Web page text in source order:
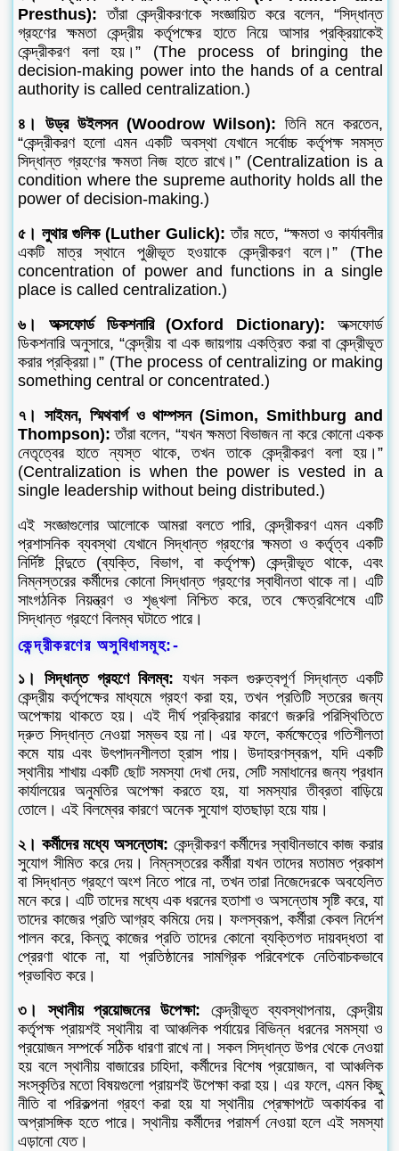
Presthus): তাঁরা কেন্দ্রীকরণকে সংজ্ঞায়িত করে বলেন, “সিদ্ধান্ত
গ্রহণের ক্ষমতা কেন্দ্রীয় কর্তৃপক্ষের হাতে নিয়ে আসার প্রক্রিয়াকেই
কেন্দ্রীকরণ বলা হয়।” (The process of bringing the
decision-making power into the hands of a central
authority is called centralization.)
৪। উড্র উইলসন (Woodrow Wilson): তিনি মনে করতেন,
“কেন্দ্রীকরণ হলো এমন একটি অবস্থা যেখানে সর্বোচ্চ কর্তৃপক্ষ সমস্ত
সিদ্ধান্ত গ্রহণের ক্ষমতা নিজ হাতে রাখে।” (Centralization is a
condition where the supreme authority holds all the
power of decision-making.)
৫। লুথার গুলিক (Luther Gulick): তাঁর মতে, “ক্ষমতা ও কার্যাবলীর
একটি মাত্র স্থানে পুঞ্জীভূত হওয়াকে কেন্দ্রীকরণ বলে।” (The
concentration of power and functions in a single
place is called centralization.)
৬। অক্সফোর্ড ডিকশনারি (Oxford Dictionary): অক্সফোর্ড
ডিকশনারি অনুসারে, “কেন্দ্রীয় বা এক জায়গায় একত্রিত করা বা কেন্দ্রীভূত
করার প্রক্রিয়া।” (The process of centralizing or making
something central or concentrated.)
৭। সাইমন, স্মিথবার্গ ও থাম্পসন (Simon, Smithburg and
Thompson): তাঁরা বলেন, “যখন ক্ষমতা বিভাজন না করে কোনো একক
নেতৃত্বের হাতে ন্যস্ত থাকে, তখন তাকে কেন্দ্রীকরণ বলা হয়।”
(Centralization is when the power is vested in a
single leadership without being distributed.)
এই সংজ্ঞাগুলোর আলোকে আমরা বলতে পারি, কেন্দ্রীকরণ এমন একটি
প্রশাসনিক ব্যবস্থা যেখানে সিদ্ধান্ত গ্রহণের ক্ষমতা ও কর্তৃত্ব একটি
নির্দিষ্ট বিন্দুতে (ব্যক্তি, বিভাগ, বা কর্তৃপক্ষ) কেন্দ্রীভূত থাকে, এবং
নিম্নস্তরের কর্মীদের কোনো সিদ্ধান্ত গ্রহণের স্বাধীনতা থাকে না। এটি
সাংগঠনিক নিয়ন্ত্রণ ও শৃঙ্খলা নিশ্চিত করে, তবে ক্ষেত্রবিশেষে এটি
সিদ্ধান্ত গ্রহণে বিলম্ব ঘটাতে পারে।
কেন্দ্রীকরণের অসুবিধাসমূহ:-
১। সিদ্ধান্ত গ্রহণে বিলম্ব: যখন সকল গুরুত্বপূর্ণ সিদ্ধান্ত একটি
কেন্দ্রীয় কর্তৃপক্ষের মাধ্যমে গ্রহণ করা হয়, তখন প্রতিটি স্তরের জন্য
অপেক্ষায় থাকতে হয়। এই দীর্ঘ প্রক্রিয়ার কারণে জরুরি পরিস্থিতিতে
দ্রুত সিদ্ধান্ত নেওয়া সম্ভব হয় না। এর ফলে, কর্মক্ষেত্রে গতিশীলতা
কমে যায় এবং উৎপাদনশীলতা হ্রাস পায়। উদাহরণস্বরূপ, যদি একটি
স্থানীয় শাখায় একটি ছোট সমস্যা দেখা দেয়, সেটি সমাধানের জন্য প্রধান
কার্যালয়ের অনুমতির অপেক্ষা করতে হয়, যা সমস্যার তীব্রতা বাড়িয়ে
তোলে। এই বিলম্বের কারণে অনেক সুযোগ হাতছাড়া হয়ে যায়।
২। কর্মীদের মধ্যে অসন্তোষ: কেন্দ্রীকরণ কর্মীদের স্বাধীনভাবে কাজ করার
সুযোগ সীমিত করে দেয়। নিম্নস্তরের কর্মীরা যখন তাদের মতামত প্রকাশ
বা সিদ্ধান্ত গ্রহণে অংশ নিতে পারে না, তখন তারা নিজেদেরকে অবহেলিত
মনে করে। এটি তাদের মধ্যে এক ধরনের হতাশা ও অসন্তোষ সৃষ্টি করে, যা
তাদের কাজের প্রতি আগ্রহ কমিয়ে দেয়। ফলস্বরূপ, কর্মীরা কেবল নির্দেশ
পালন করে, কিন্তু কাজের প্রতি তাদের কোনো ব্যক্তিগত দায়বদ্ধতা বা
প্রেরণা থাকে না, যা প্রতিষ্ঠানের সামগ্রিক পরিবেশকে নেতিবাচকভাবে
প্রভাবিত করে।
৩। স্থানীয় প্রয়োজনের উপেক্ষা: কেন্দ্রীভূত ব্যবস্থাপনায়, কেন্দ্রীয়
কর্তৃপক্ষ প্রায়শই স্থানীয় বা আঞ্চলিক পর্যায়ের বিভিন্ন ধরনের সমস্যা ও
প্রয়োজন সম্পর্কে সঠিক ধারণা রাখে না। সকল সিদ্ধান্ত উপর থেকে নেওয়া
হয় বলে স্থানীয় বাজারের চাহিদা, কর্মীদের বিশেষ প্রয়োজন, বা আঞ্চলিক
সংস্কৃতির মতো বিষয়গুলো প্রায়শই উপেক্ষা করা হয়। এর ফলে, এমন কিছু
নীতি বা পরিকল্পনা গ্রহণ করা হয় যা স্থানীয় প্রেক্ষাপটে অকার্যকর বা
অপ্রাসঙ্গিক হতে পারে। স্থানীয় কর্মীদের পরামর্শ নেওয়া হলে এই সমস্যা
এড়ানো যেত।